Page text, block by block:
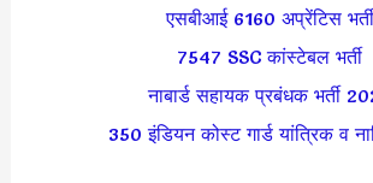
एसबीआई 6160 अप्रेंटिस भर्ती
7547 SSC कांस्टेबल भर्ती
नाबार्ड सहायक प्रबंधक भर्ती
350 इंडियन कोस्ट गार्ड यांत्रिक व